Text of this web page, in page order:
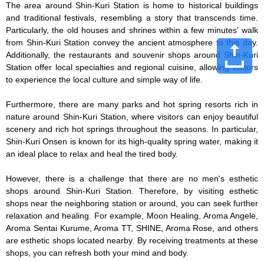
The area around Shin-Kuri Station is home to historical buildings
and traditional festivals, resembling a story that transcends time.
Particularly, the old houses and shrines within a few minutes' walk
from Shin-Kuri Station convey the ancient atmosphere to this day.
Additionally, the restaurants and souvenir shops around Shin-Kuri
Station offer local specialties and regional cuisine, allowing visitors
to experience the local culture and simple way of life.
Furthermore, there are many parks and hot spring resorts rich in
nature around Shin-Kuri Station, where visitors can enjoy beautiful
scenery and rich hot springs throughout the seasons. In particular,
Shin-Kuri Onsen is known for its high-quality spring water, making it
an ideal place to relax and heal the tired body.
However, there is a challenge that there are no men's esthetic
shops around Shin-Kuri Station. Therefore, by visiting esthetic
shops near the neighboring station or around, you can seek further
relaxation and healing. For example, Moon Healing, Aroma Angele,
Aroma Sentai Kurume, Aroma TT, SHINE, Aroma Rose, and others
are esthetic shops located nearby. By receiving treatments at these
shops, you can refresh both your mind and body.